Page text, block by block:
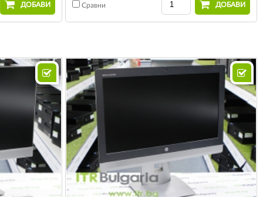
ДОБАВИ Сравни ДОБАВИ